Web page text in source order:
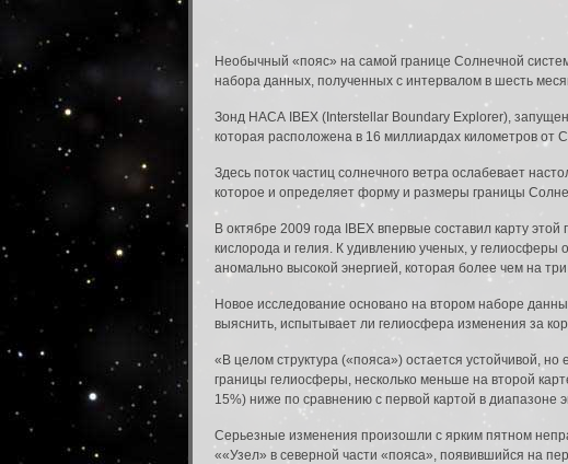
Необычный «пояс» на самой границе Солнечной
набора данных, полученных с интервалом в шесть
Зонд НАСА IBEX (Interstellar Boundary Explorer),
которая расположена в 16 миллиардах километров от
Здесь поток частиц солнечного ветра ослабевает
которое и определяет форму и размеры границы
В октябре 2009 года IBEX впервые составил карту
кислорода и гелия. К удивлению ученых, у
аномально высокой энергией, которая более чем на
Новое исследование основано на втором наборе
выяснить, испытывает ли гелиосфера изменения за
«В целом структура («пояса») остается устойчивой,
границы гелиосферы, несколько меньше на второй
15%) ниже по сравнению с первой картой в диапазоне
Серьезные изменения произошли с ярким пятном
««Узел» в северной части «пояса», появившийся на